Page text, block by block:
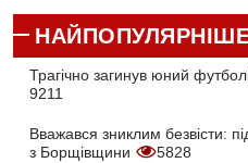
Трагічно загинув юний
9211
Вважався зниклим безвісти:
з Борщівщини
5828